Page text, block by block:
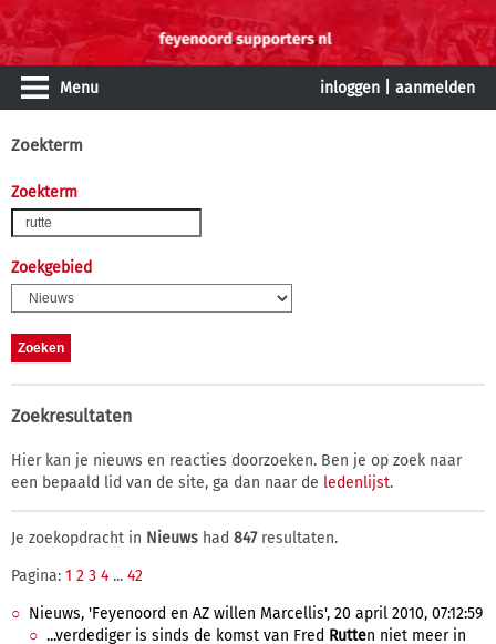
Menu inloggen aanmelden
Zoekterm
Zoekterm
Zoekgebied
Zoekresultaten
Hier kan je nieuws en reacties doorzoeken. Ben je op zoek naar
een bepaald lid van de site, ga dan naar de ledenlijst.
Je zoekopdracht in Nieuws had 847resultaten.
Pagina: 1 2 3 4 ... 42
Nieuws, 'Feyenoord en AZ willen Marcellis', 20 april 2010, 07:12:59
...verdediger is sinds de komst van Fred Rutten niet meer in